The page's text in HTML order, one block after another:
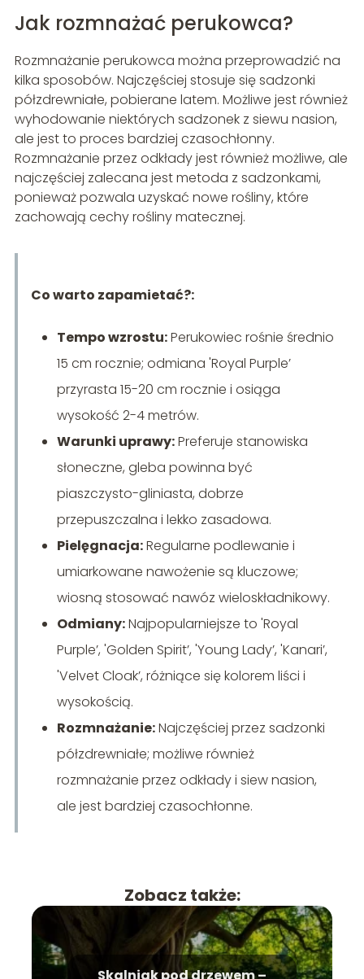
Jak rozmnażać perukowca?
Rozmnażanie perukowca można przeprowadzić na
kilka sposobów. Najczęściej stosuje się sadzonki
półzdrewniałe, pobierane latem. Możliwe jest również
wyhodowanie niektórych sadzonek z siewu nasion,
ale jest to proces bardziej czasochłonny.
Rozmnażanie przez odkłady jest również możliwe, ale
najczęściej zalecana jest metoda z sadzonkami,
ponieważ pozwala uzyskać nowe rośliny, które
zachowają cechy rośliny matecznej.
Co warto zapamietać?:
Tempo wzrostu:Perukowiec rośnie średnio
15 cm rocznie; odmiana 'Royal Purple’
przyrasta 15-20 cm rocznie i osiąga
wysokość 2-4 metrów.
Warunki uprawy:Preferuje stanowiska
słoneczne, gleba powinna być
piaszczysto-gliniasta, dobrze
przepuszczalna i lekko zasadowa.
Pielęgnacja:Regularne podlewanie i
umiarkowane nawożenie są kluczowe;
wiosną stosować nawóz wieloskładnikowy.
Odmiany:Najpopularniejsze to 'Royal
Purple’, 'Golden Spirit’, 'Young Lady’, 'Kanari’,
'Velvet Cloak’, różniące się kolorem liści i
wysokością.
Rozmnażanie:Najczęściej przez sadzonki
półzdrewniałe; możliwe również
rozmnażanie przez odkłady i siew nasion,
ale jest bardziej czasochłonne.
Zobacz także:
Skalniak pod drzewem –